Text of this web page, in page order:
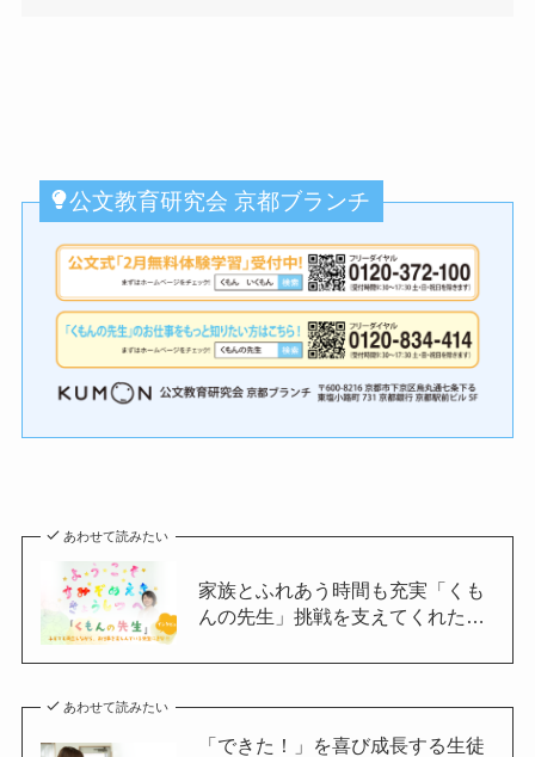
公文教育研究会 京都ブランチ
あわせて読みたい
家族とふれあう時間も充実「くも
んの先生」挑戦を支えてくれた…
あわせて読みたい
「できた！」を喜び成長する生徒